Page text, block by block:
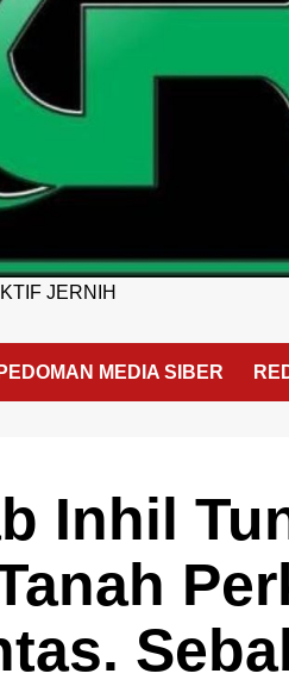
JERNIH
PEDOMAN MEDIA SIBER
Inhil